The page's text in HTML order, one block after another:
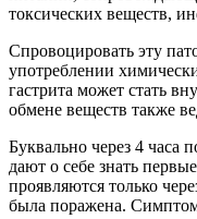
токсических веществ,
Спровоцировать эту
употреблении
гастрита может стать
обмене веществ также
Буквально через 4 часа
дают о себе знать
проявляются только
была поражена.